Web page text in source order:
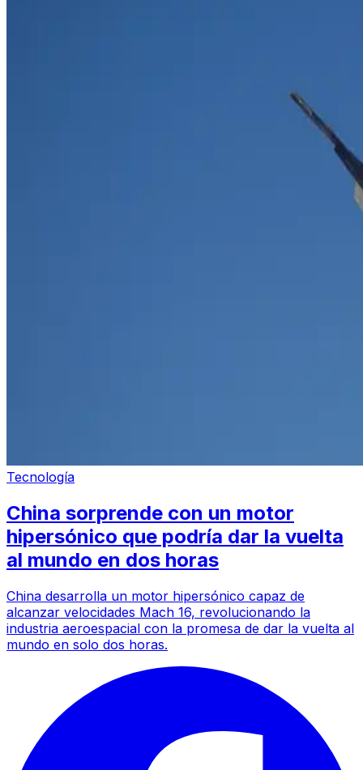
Tecnología
China sorprende con un motor
hipersónico que podría dar la vuelta
al mundo en dos horas
China desarrolla un motor hipersónico capaz de
alcanzar velocidades Mach 16, revolucionando la
industria aeroespacial con la promesa de dar la vuelta al
mundo en solo dos horas.